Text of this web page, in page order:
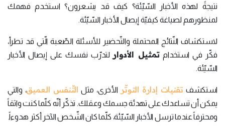
نتيجةً لهذه الأخبار السّيّئة؟ كيف قد يشعرون؟ استخدم فهمك
لمنظورهم لصياغة كيفيّة إيصال الأخبار السّيّئة.
لاستكشاف النّتائج المحتملة والتّحضير للأسئلة الصّعبة الّتي قد تطرأ،
فكّر في استخدامتمثيل الأدوار لتدرّب نفسك على إيصال الأخبار
السّيّئة.
استكشف تقنيات إدارة التوتّر الأخرى، مثل التّنفس العميق، والتي
يمكن أن تساعدك على تهدئة جسمك وعقلك. تذكّر أنّه كلّما كنت واثقاً
ومحترفاً عندما ترسل الأخبار السّيّئة، كلّما كان الشّخص الآخر أكثر هدوءاً.